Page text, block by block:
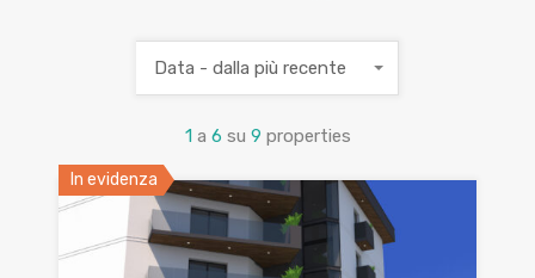
1 a 6 su 9 properties
Data - dalla più recente
In evidenza